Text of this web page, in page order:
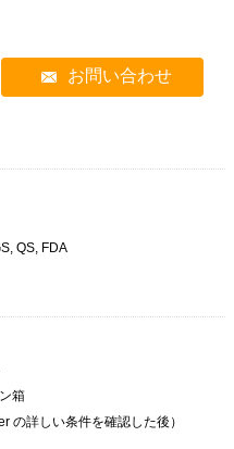
お問い合わせ
QS, FDA
箱
の詳しい条件を確認した後）